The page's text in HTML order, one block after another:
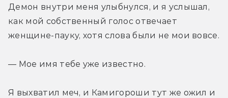
Демон внутри меня улыбнулся, и я услышал,
как мой собственный голос отвечает
женщине­-пауку, хотя слова были не мои вовсе.
— Мое имя тебе уже известно.
Я выхватил меч, и Камигороши тут же ожил и